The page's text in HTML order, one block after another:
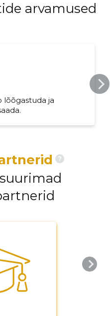
arvamused
lõõgastuda ja
?